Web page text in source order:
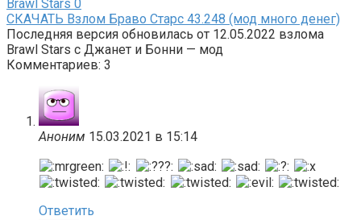
Brawl Stars 0
СКАЧАТЬ Взлом Браво Старс 43.248 (мод много денег)
Последняя версия обновилась от 12.05.2022 взлома
Brawl Stars с Джанет и Бонни — мод
Комментариев: 3
Аноним 15.03.2021 в 15:14
Ответить